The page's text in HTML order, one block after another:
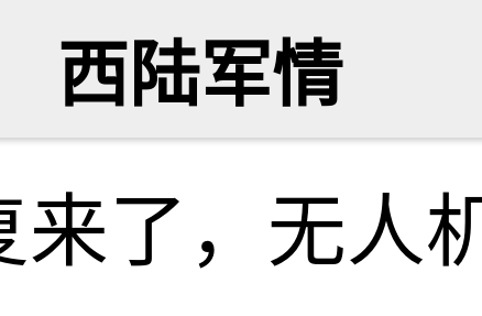
西陆军情
来了，无人